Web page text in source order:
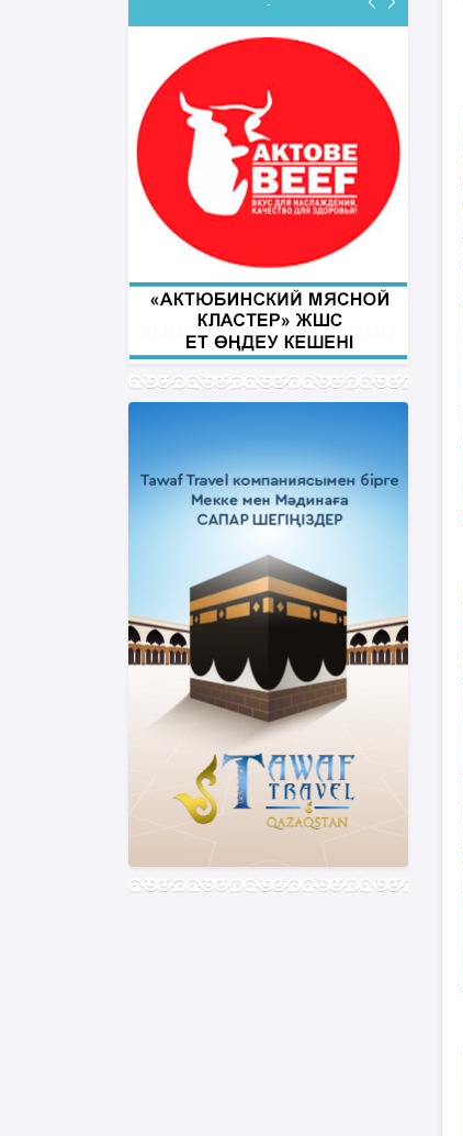
ФИҚҺ ДӘРІСТЕРІ
Нұрбол Смағұлов
""Нұр Ғасыр" облыстық мешітінің
наиб имамы
ТІКЕЛЕЙ ЭФИРДЕ
Аптаның сәрсенбі күндері сағат
21:00 (Ақтөбе уақытымен)
Біздің nur_gasyr Instagram
парақшамызда